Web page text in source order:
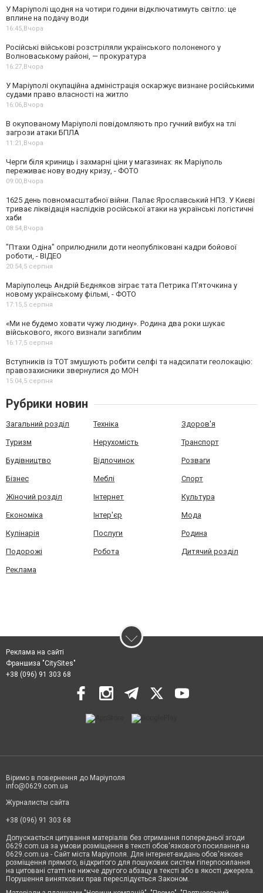
У Маріуполі щодня на чотири години відключатимуть світло: це
вплине на подачу води
16:45,Вчора
Російські військові розстріляли українського полоненого у
Волноваському районі, — прокуратура
16:27,Вчора
У Маріуполі окупаційна адміністрація оскаржує визнане російськими
судами право власності на житло
16:06,Вчора
В окупованому Маріуполі повідомляють про гучний вибух на тлі
загрози атаки БПЛА
11:21,Вчора
Черги біля криниць і захмарні ціни у магазинах: як Маріуполь
переживає нову водну кризу, - ФОТО
09:00,Вчора
1625 день повномасштабної війни. Палає Ярославський НПЗ. У Києві
триває ліквідація наслідків російської атаки на українські логістичні
хаби
08:54,Вчора
"Птахи Одіна" оприлюднили доти неопубліковані кадри бойової
роботи, - ВІДЕО
20:54,5 серпня
Маріуполець Андрій Бєдняков зіграє тата Петрика П’яточкина у
новому українському фільмі, - ФОТО
17:15,5 серпня
«Ми не будемо ховати чужу людину». Родина два роки шукає
військового, якого визнали загиблим
16:17,5 серпня
Вступників із ТОТ змушують робити селфі та надсилати геолокацію:
правозахисники звернулися до МОН
15:04,5 серпня
Рубрики новин
Загальний розділ Техніка Здоров'я
Туризм Нерухомість Транспорт
Будівництво Відпочинок Розваги
Бізнес Меблі Спорт
Жіночий розділ Інтернет Культура
Економіка Інтер'єр Мода
Кулінарія Послуги Родина
Подорожі Робота Дитячий розділ
Реклама
Реклама на сайті
Франшиза "CitySites"
+38 (096) 91 303 68
Віримо в повернення до Маріуполя
info@0629.com.ua
Журналисты сайта
+38 (096) 91 303 68
Допускається цитування матеріалів без отримання попередньої згоди
0629.com.ua за умови розміщення в тексті обов'язкового посилання на
0629.com.ua - Сайт міста Маріуполя. Для інтернет-видань обов'язкове
розміщення прямого, відкритого для пошукових систем гіперпосилання
на цитовані статті не нижче другого абзацу в тексті або в якості джерела.
Порушення виняткових прав переслідується Законом.